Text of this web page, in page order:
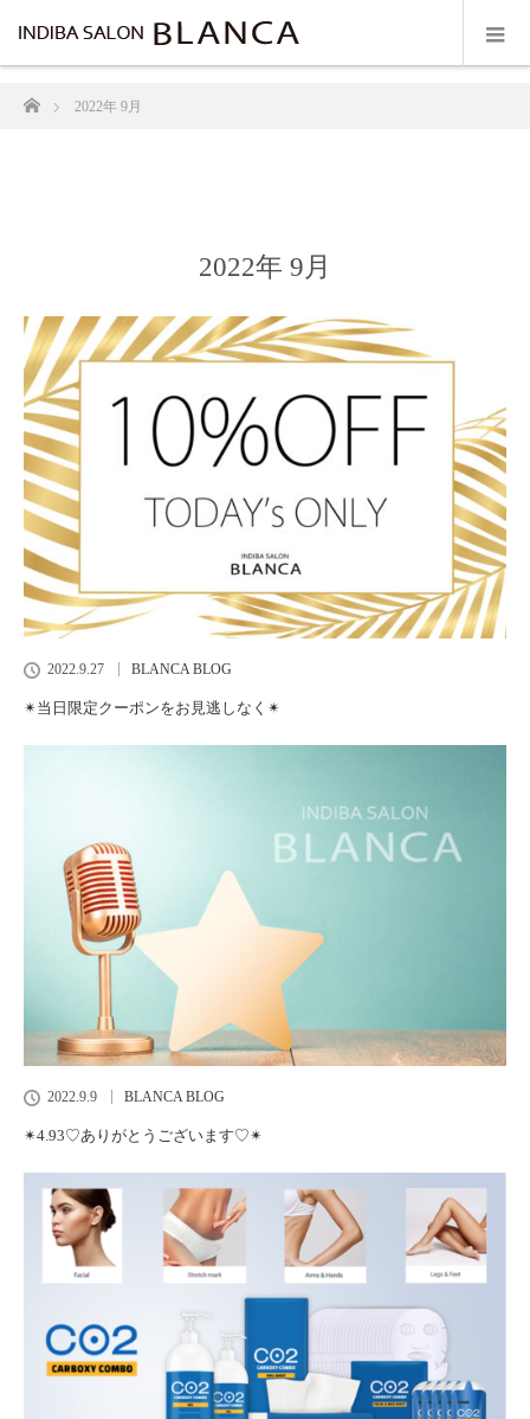
ホーム2022年 9月
2022年 9月
2022.9.27 BLANCA BLOG
✴︎当日限定クーポンをお見逃しなく✴︎
2022.9.9 BLANCA BLOG
✴︎4.93♡ありがとうございます♡✴︎